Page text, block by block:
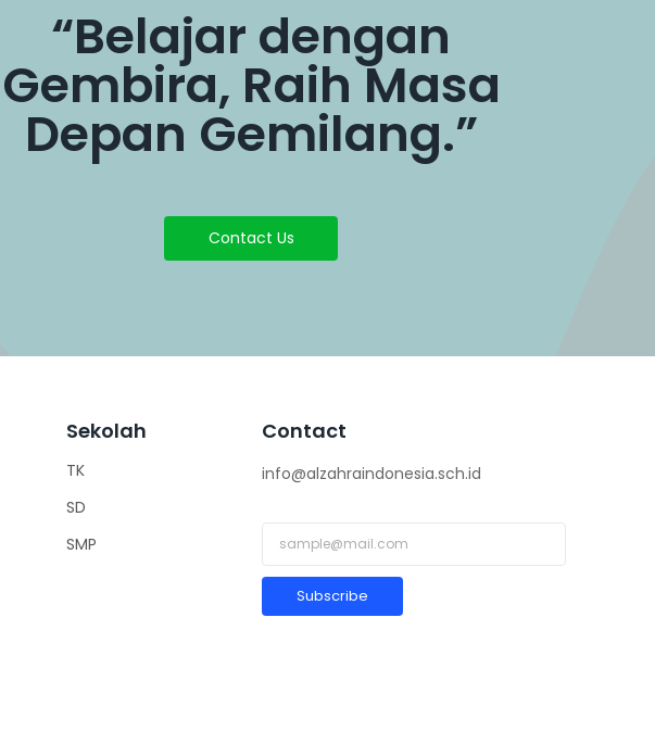
“Belajar dengan
Gembira, Raih Masa
Depan Gemilang.”
Contact Us
Sekolah
TK
SD
SMP
Contact
info@alzahraindonesia.sch.id
Subscribe